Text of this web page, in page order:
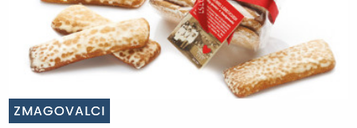
ZMAGOVALCI